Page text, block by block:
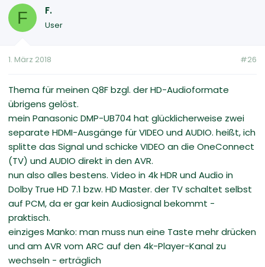
F F.
User
1. März 2018 #26
Thema für meinen Q8F bzgl. der HD-Audioformate
übrigens gelöst.
mein Panasonic DMP-UB704 hat glücklicherweise zwei
separate HDMI-Ausgänge für VIDEO und AUDIO. heißt, ich
splitte das Signal und schicke VIDEO an die OneConnect
(TV) und AUDIO direkt in den AVR.
nun also alles bestens. Video in 4k HDR und Audio in
Dolby True HD 7.1 bzw. HD Master. der TV schaltet selbst
auf PCM, da er gar kein Audiosignal bekommt -
praktisch.
einziges Manko: man muss nun eine Taste mehr drücken
und am AVR vom ARC auf den 4k-Player-Kanal zu
wechseln - erträglich